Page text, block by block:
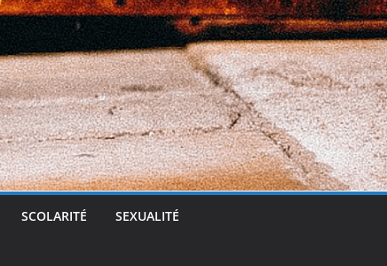
SCOLARITÉ SEXUALITÉ
g
e
r